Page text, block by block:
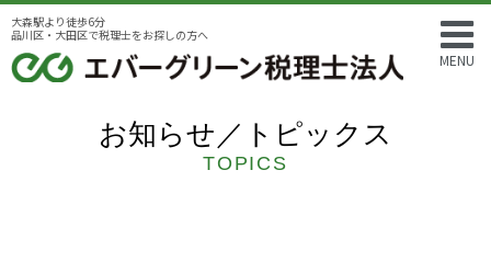
MENU
大森駅より徒歩6分
品川区・大田区で税理士をお探しの方へ
お知らせ／トピックス
TOPICS